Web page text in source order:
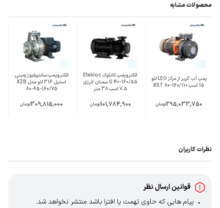
الکتروموتور
الکتروموتور قابل
اتصال
2900 دور
سایر مشخصات
محصولات مشابه
پمپ آب گریز از مرکز LEO لئو
15 اسب XST 80-160/110
295,033,750تومان
الکتروپمپ اتابلوک Etabloc
G 40-160/55 سمنان انرژی
7.5 اسب 38 متر
101,784,900تومان
الکتروپمپ سانتریفیوژ زمینی
استیل 316 لئو مدل XZB
80-65-160/75
309,815,000تومان
نظرات کاربران
قوانین ارسال نظر
پیام هایی که حاوی تهمت یا افترا باشد منتشر نخواهد شد.